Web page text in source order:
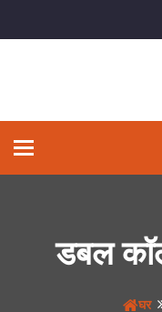
टॉगल
डबल
घर